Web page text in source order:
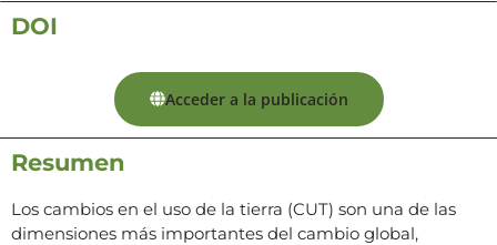
DOI
Acceder a la publicación
Resumen
Los cambios en el uso de la tierra (CUT) son una de las
dimensiones más importantes del cambio global,